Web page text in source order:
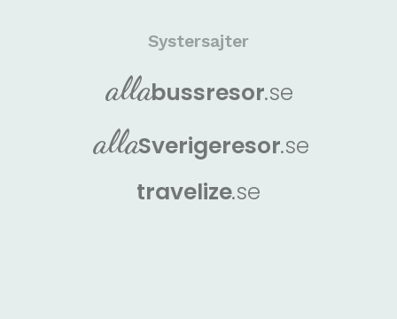
Systersajter
allabussresor.se
allaSverigeresor.se
travelize.se